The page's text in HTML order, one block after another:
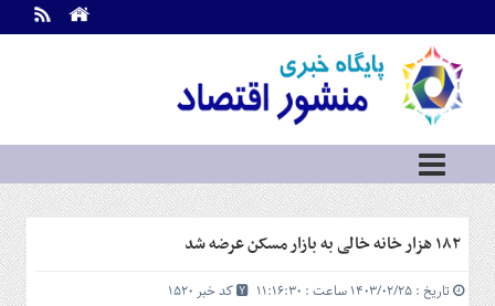
اطلاعات
تماس
ما
درباره
ما
سرویس
ها
بازار
۱۸۲ هزار خانه خالی به بازار مسکن عرضه شد
تاریخ : ۱۴۰۳/۰۲/۲۵ ساعت : ۱۱:۱۶:۳۰
کد خبر 1520